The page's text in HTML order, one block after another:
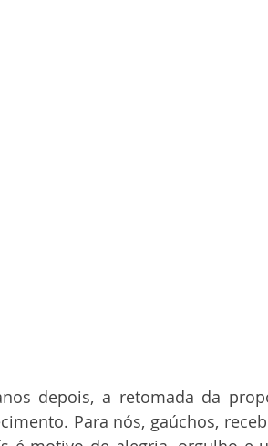
depois, a retomada da
Para nós, gaúchos,